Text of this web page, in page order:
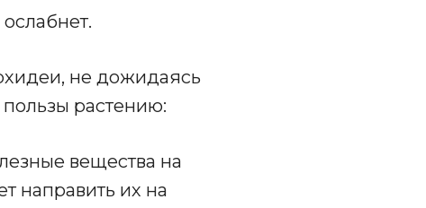
не дожидаясь
растению:
вещества на
направить их на